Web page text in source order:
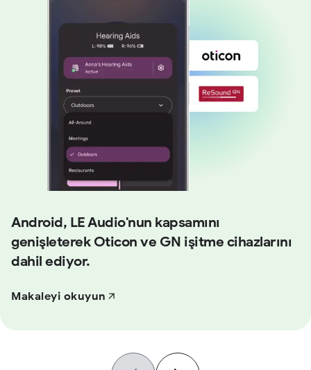
Android, LE Audio'nun kapsamını
genişleterek Oticon ve GN işitme cihazlarını
dahil ediyor.
Makaleyi okuyun